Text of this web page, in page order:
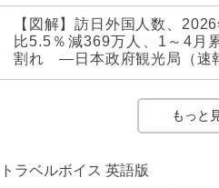
【図解】訪日外国人数、
比5.5％減369万人、1～4月
割れ ―日本政府観光局（速
もっと
トラベルボイス 英語版